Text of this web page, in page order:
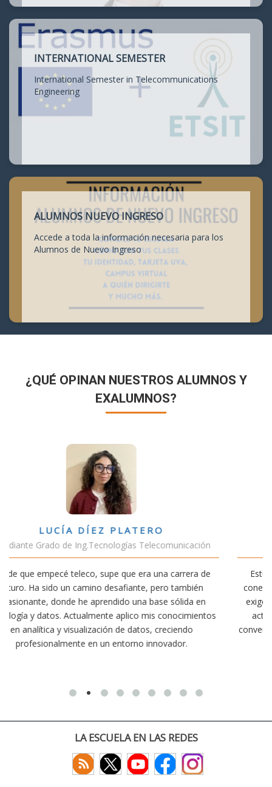
INTERNATIONAL SEMESTER
International Semester in Telecommunications
Engineering
ALUMNOS NUEVO INGRESO
Accede a toda la información necesaria para los
Alumnos de Nuevo Ingreso
¿QUÉ OPINAN NUESTROS ALUMNOS Y
EXALUMNOS?
de
VÍCTOR SÁNCHEZ VALENCIA
Estudiante Doble Grado Teleco-ADE
Estudiar teleco me ha permitido comprender cómo la
conectividad afecta nuestra vida diaria. Aunque la carrera
exige esfuerzo, he dedicado parte de mi tiempo a otras
actividades como el salvamento y socorrismo. Estoy
convencido de que elegir teleco ha sido una de las
decisiones que he tomado.
LA ESCUELA EN LAS REDES